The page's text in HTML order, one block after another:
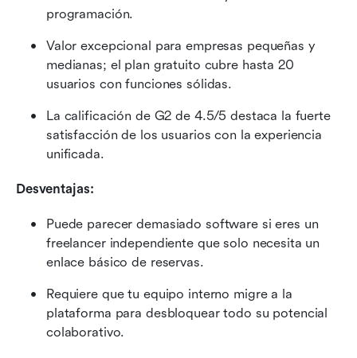
programación.
Valor excepcional para empresas pequeñas y
medianas; el plan gratuito cubre hasta 20
usuarios con funciones sólidas.
La calificación de G2 de 4.5/5 destaca la fuerte
satisfacción de los usuarios con la experiencia
unificada.
Desventajas:
Puede parecer demasiado software si eres un
freelancer independiente que solo necesita un
enlace básico de reservas.
Requiere que tu equipo interno migre a la
plataforma para desbloquear todo su potencial
colaborativo.